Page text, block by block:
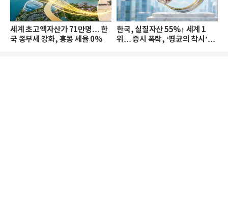
세계 초고액자산가 71만명… 한
국 종부세 강화, 홍콩 세율 0%
한국, 실질자산 55%↑ 세계 1
위… 증시 폭락, ‘평균의 착시’와